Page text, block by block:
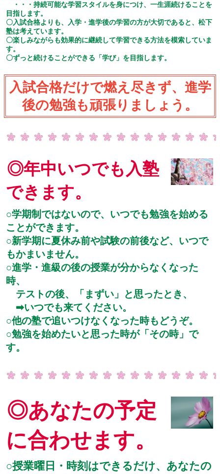
・・・持続可能な学習スタイルを身につけ、一生涯続けることを
目指します。
〇入試合格よりも、入学・進学後の学習の方が大切であると、松下
塾は考えています。
〇楽しみながらも効果的に継続して学習できる方法を模索していま
す。
〇ずっと続けることができる「学び」を目指します。
入試合格だけで燃え尽きず、進学
後の勉強も頑張りましょう。
◎年中いつでも入塾
できます。
○学期制ではないので、いつでも勉強を始める
ことができます。
○新学期に夏休み前や試験の前後など、いつで
もかまいません。
○進学・進級の後の授業が分からなくなった
時、
テストの後、「まずい」と思ったとき、
➡いつでも来てください。
○他の塾で追いつけなくなった時もどうぞ。
○勉強を始めたいと思った時が「その時」で
す。
◎あなたの予定
に合わせます。
○授業曜日・時刻はできるだけ、あなたの